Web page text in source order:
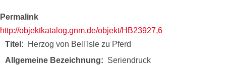
Permalink
http://objektkatalog.gnm.de/objekt/HB23927,6
Titel
Herzog von Bell'Isle zu Pferd
Allgemeine Bezeichnung
Seriendruck